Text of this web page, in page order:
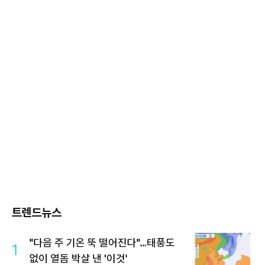
트렌드뉴스
1
"다음 주 기온 뚝 떨어진다"…태풍도
없이 열돔 박살 낸 '이것'